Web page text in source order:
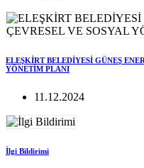
ELEŞKİRT BELEDİYESİ GÜNEŞ
YÖNETİM PLANI
11.12.2024
İlgi Bildirimi